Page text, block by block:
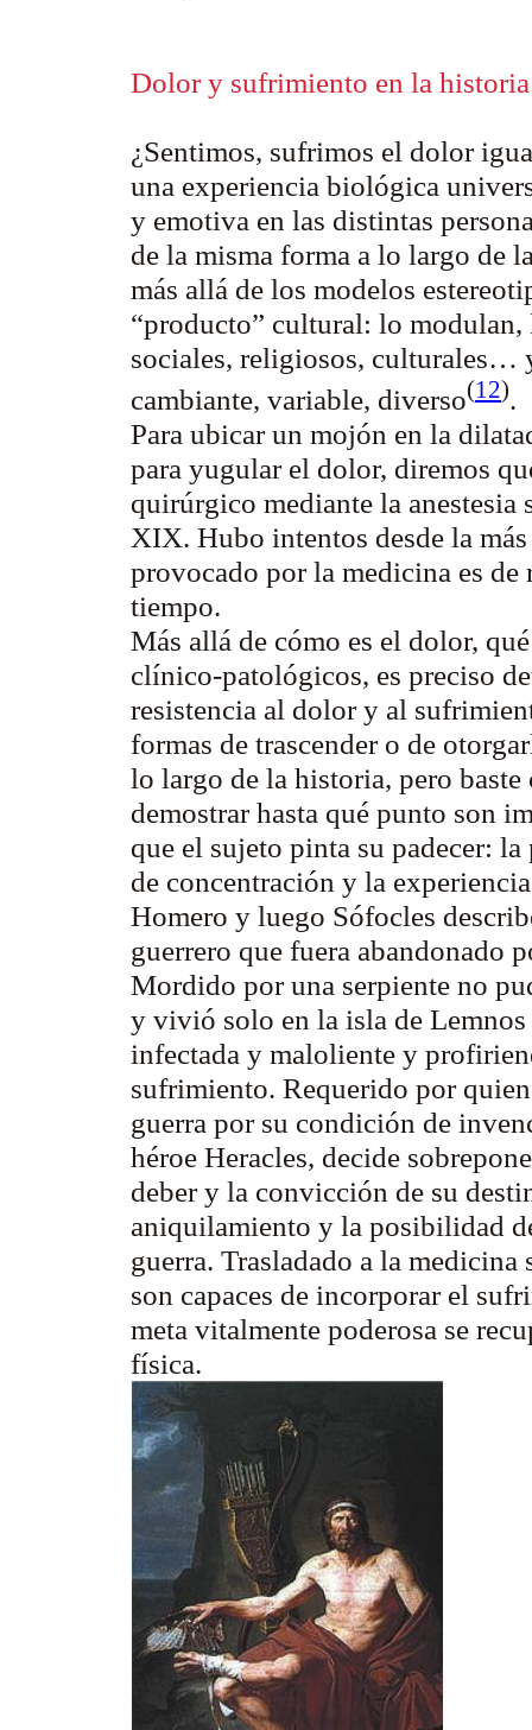
Dolor y sufrimiento en la historia
¿Sentimos, sufrimos el dolor
una experiencia biológica
y emotiva en las distintas
de la misma forma a lo largo de
más allá de los modelos
“producto” cultural: lo
sociales, religiosos, culturales…
cambiante, variable, diverso(12).
Para ubicar un mojón en la
para yugular el dolor, diremos
quirúrgico mediante la
XIX. Hubo intentos desde la
provocado por la medicina es
tiempo.
Más allá de cómo es el dolor,
clínico-patológicos, es preciso
resistencia al dolor y al
formas de trascender o de
lo largo de la historia, pero
demostrar hasta qué punto son
que el sujeto pinta su padecer:
de concentración y la
Homero y luego Sófocles
guerrero que fuera abandonado
Mordido por una serpiente no
y vivió solo en la isla de
infectada y maloliente y
sufrimiento. Requerido por
guerra por su condición de
héroe Heracles, decide
deber y la convicción de su
aniquilamiento y la posibilidad
guerra. Trasladado a la
son capaces de incorporar el
meta vitalmente poderosa se
física.